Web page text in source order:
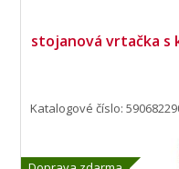
stojanová vrtačka s
Katalogové číslo: